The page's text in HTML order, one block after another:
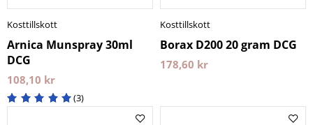
Kosttillskott
Arnica Munspray 30ml
DCG
108,10 kr
(3)
Kosttillskott
Borax D200 20 gram DCG
178,60 kr